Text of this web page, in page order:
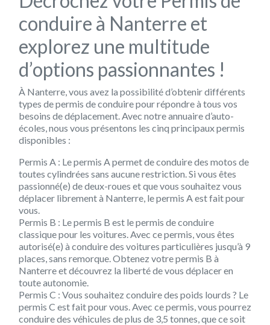
conduire à Nanterre et
explorez une multitude
d’options passionnantes !
À Nanterre, vous avez la possibilité d’obtenir différents
types de permis de conduire pour répondre à tous vos
besoins de déplacement. Avec notre annuaire d’auto-
écoles, nous vous présentons les cinq principaux permis
disponibles :
Permis A : Le permis A permet de conduire des motos de
toutes cylindrées sans aucune restriction. Si vous êtes
passionné(e) de deux-roues et que vous souhaitez vous
déplacer librement à Nanterre, le permis A est fait pour
vous.
Permis B : Le permis B est le permis de conduire
classique pour les voitures. Avec ce permis, vous êtes
autorisé(e) à conduire des voitures particulières jusqu’à 9
places, sans remorque. Obtenez votre permis B à
Nanterre et découvrez la liberté de vous déplacer en
toute autonomie.
Permis C : Vous souhaitez conduire des poids lourds ? Le
permis C est fait pour vous. Avec ce permis, vous pourrez
conduire des véhicules de plus de 3,5 tonnes, que ce soit